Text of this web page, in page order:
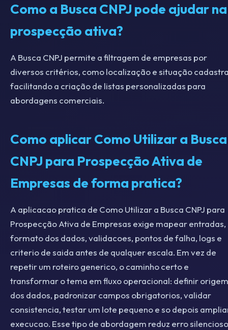
Como a Busca CNPJ pode ajudar na
prospecção ativa?
A Busca CNPJ permite a filtragem de empresas por
diversos critérios, como localização e situação
facilitando a criação de listas personalizadas para
abordagens comerciais.
Como aplicar Como Utilizar a Busca
CNPJ para Prospecção Ativa de
Empresas de forma pratica?
A aplicacao pratica de Como Utilizar a Busca CNPJ para
Prospecção Ativa de Empresas exige mapear entradas,
formato dos dados, validacoes, pontos de falha, logs e
criterio de saida antes de qualquer escala. Em vez de
repetir um roteiro generico, o caminho certo e
transformar o tema em fluxo operacional: definir origem
dos dados, padronizar campos obrigatorios, validar
consistencia, testar um lote pequeno e so depois
execucao. Esse tipo de abordagem reduz erro